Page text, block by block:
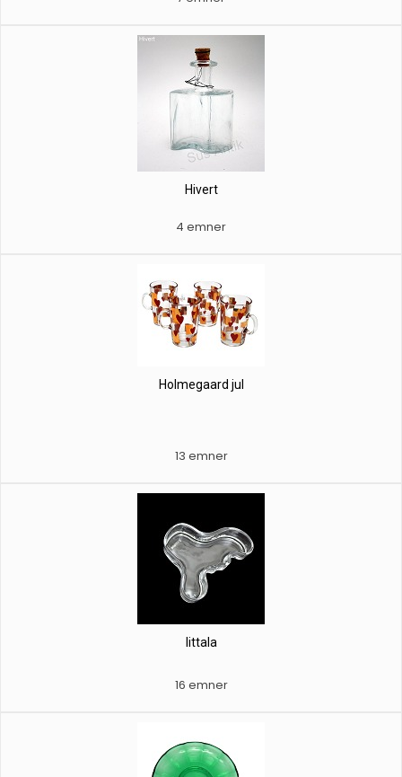
Hivert
4 emner
Holmegaard jul
13 emner
Iittala
16 emner